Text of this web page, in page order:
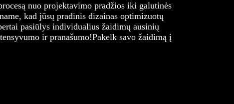
nuo projektavimo pradžios iki galutinės
kad jūsų pradinis dizainas optimizuotų
pasiūlys individualius žaidimų ausinių
ir pranašumo!Pakelk savo žaidimą į